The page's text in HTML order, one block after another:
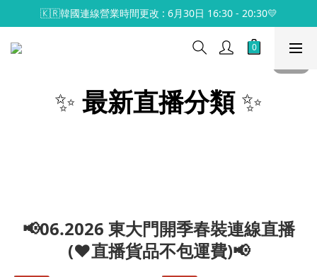
🇰🇷韓國連線營業時間更改 : 6月30日 16:30 - 20:30💛
✨ 最新直播分類✨
📢06.2026 東大門開季春裝連線直播
(♥️直播貨品不包運費)📢